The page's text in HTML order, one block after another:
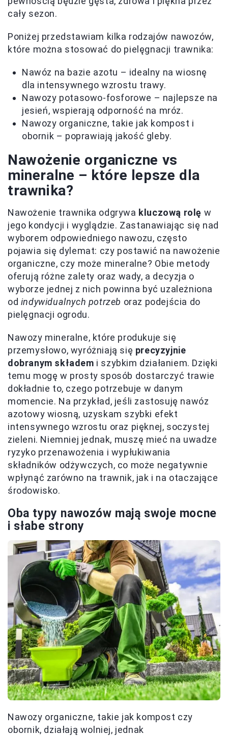
cały sezon.
Poniżej przedstawiam kilka rodzajów nawozów,
które można stosować do pielęgnacji trawnika:
Nawóz na bazie azotu – idealny na wiosnę
dla intensywnego wzrostu trawy.
Nawozy potasowo-fosforowe – najlepsze na
jesień, wspierają odporność na mróz.
Nawozy organiczne, takie jak kompost i
obornik – poprawiają jakość gleby.
Nawożenie organiczne vs
mineralne – które lepsze dla
trawnika?
Nawożenie trawnika odgrywa kluczową rolę w
jego kondycji i wyglądzie. Zastanawiając się nad
wyborem odpowiedniego nawozu, często
pojawia się dylemat: czy postawić na nawożenie
organiczne, czy może mineralne? Obie metody
oferują różne zalety oraz wady, a decyzja o
wyborze jednej z nich powinna być uzależniona
od indywidualnych potrzeb oraz podejścia do
pielęgnacji ogrodu.
Nawozy mineralne, które produkuje się
przemysłowo, wyróżniają się precyzyjnie
dobranym składem i szybkim działaniem. Dzięki
temu mogę w prosty sposób dostarczyć trawie
dokładnie to, czego potrzebuje w danym
momencie. Na przykład, jeśli zastosuję nawóz
azotowy wiosną, uzyskam szybki efekt
intensywnego wzrostu oraz pięknej, soczystej
zieleni. Niemniej jednak, muszę mieć na uwadze
ryzyko przenawożenia i wypłukiwania
składników odżywczych, co może negatywnie
wpłynąć zarówno na trawnik, jak i na otaczające
środowisko.
Oba typy nawozów mają swoje mocne
i słabe strony
Nawozy organiczne, takie jak kompost czy
obornik, działają wolniej, jednak